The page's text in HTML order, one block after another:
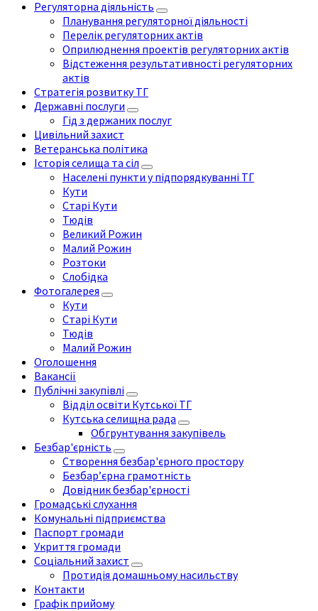
Регуляторна діяльність
Планування регуляторної діяльності
Перелік регуляторних актів
Оприлюднення проектів регуляторних актів
Відстеження результативності регуляторних
актів
Стратегія розвитку ТГ
Державні послуги
Гід з держаних послуг
Цивільний захист
Ветеранська політика
Історія селища та сіл
Населені пункти у підпорядкуванні ТГ
Кути
Старі Кути
Тюдів
Великий Рожин
Малий Рожин
Розтоки
Слобідка
Фотогалерея
Кути
Старі Кути
Тюдів
Малий Рожин
Оголошення
Вакансії
Публічні закупівлі
Відділ освіти Кутської ТГ
Кутська селищна рада
Обгрунтування закупівель
Безбар'єрність
Створення безбар'єрного простору
Безбар’єрна грамотність
Довідник безбар'єрності
Громадські слухання
Комунальні підприємства
Паспорт громади
Укриття громади
Соціальний захист
Протидія домашньому насильству
Контакти
Графік прийому